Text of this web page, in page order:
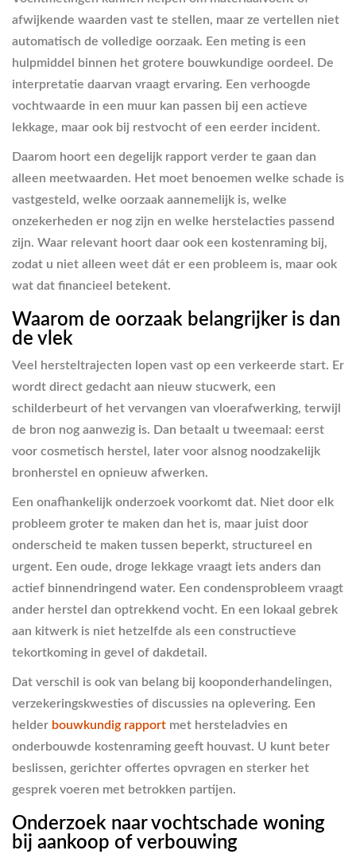
afwijkende waarden vast te stellen, maar ze vertellen niet
automatisch de volledige oorzaak. Een meting is een
hulpmiddel binnen het grotere bouwkundige oordeel. De
interpretatie daarvan vraagt ervaring. Een verhoogde
vochtwaarde in een muur kan passen bij een actieve
lekkage, maar ook bij restvocht of een eerder incident.
Daarom hoort een degelijk rapport verder te gaan dan
alleen meetwaarden. Het moet benoemen welke schade is
vastgesteld, welke oorzaak aannemelijk is, welke
onzekerheden er nog zijn en welke herstelacties passend
zijn. Waar relevant hoort daar ook een kostenraming bij,
zodat u niet alleen weet dát er een probleem is, maar ook
wat dat financieel betekent.
Waarom de oorzaak belangrijker is dan
de vlek
Veel hersteltrajecten lopen vast op een verkeerde start. Er
wordt direct gedacht aan nieuw stucwerk, een
schilderbeurt of het vervangen van vloerafwerking, terwijl
de bron nog aanwezig is. Dan betaalt u tweemaal: eerst
voor cosmetisch herstel, later voor alsnog noodzakelijk
bronherstel en opnieuw afwerken.
Een onafhankelijk onderzoek voorkomt dat. Niet door elk
probleem groter te maken dan het is, maar juist door
onderscheid te maken tussen beperkt, structureel en
urgent. Een oude, droge lekkage vraagt iets anders dan
actief binnendringend water. Een condensprobleem vraagt
ander herstel dan optrekkend vocht. En een lokaal gebrek
aan kitwerk is niet hetzelfde als een constructieve
tekortkoming in gevel of dakdetail.
Dat verschil is ook van belang bij kooponderhandelingen,
verzekeringskwesties of discussies na oplevering. Een
helder bouwkundig rapport met hersteladvies en
onderbouwde kostenraming geeft houvast. U kunt beter
beslissen, gerichter offertes opvragen en sterker het
gesprek voeren met betrokken partijen.
Onderzoek naar vochtschade woning
bij aankoop of verbouwing